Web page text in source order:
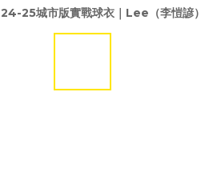
24-25城市版實戰球衣｜Lee（李愷諺）